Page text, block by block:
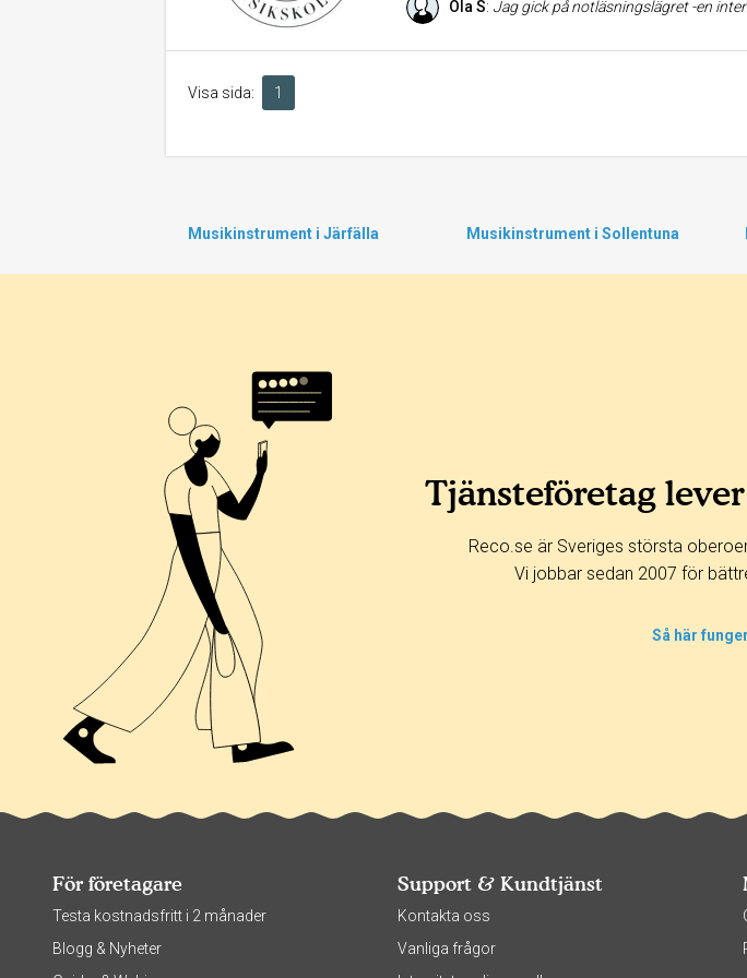
Ola S: Jag gick på notläsningslägret -en intensivkurs i att läsa, förstå och spela musik efter noter (utan förkunskaper). Bemötandet var varmt och trevligt -korrekt och bra på alla sätt.
Visa sida: 1
Musikinstrument i Järfälla Musikinstrument i Sollentuna
Tjänsteföretag
Reco.se är Sveriges största
Vi jobbar sedan 2007 för
Så här
För företagare
Testa kostnadsfritt i 2 månader
Blogg & Nyheter
Support & Kundtjänst
Kontakta oss
Vanliga frågor